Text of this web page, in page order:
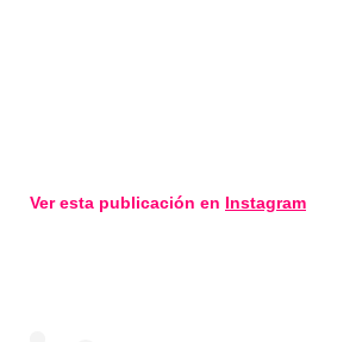
Ver esta publicación en Instagram